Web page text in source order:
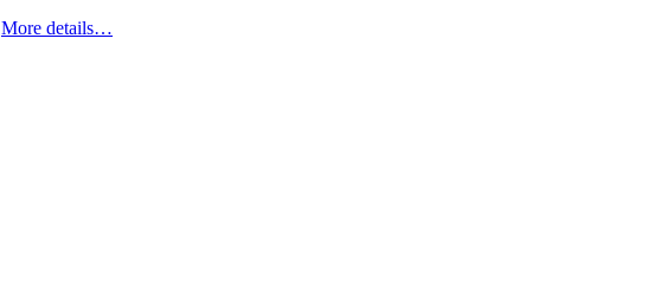
More details…